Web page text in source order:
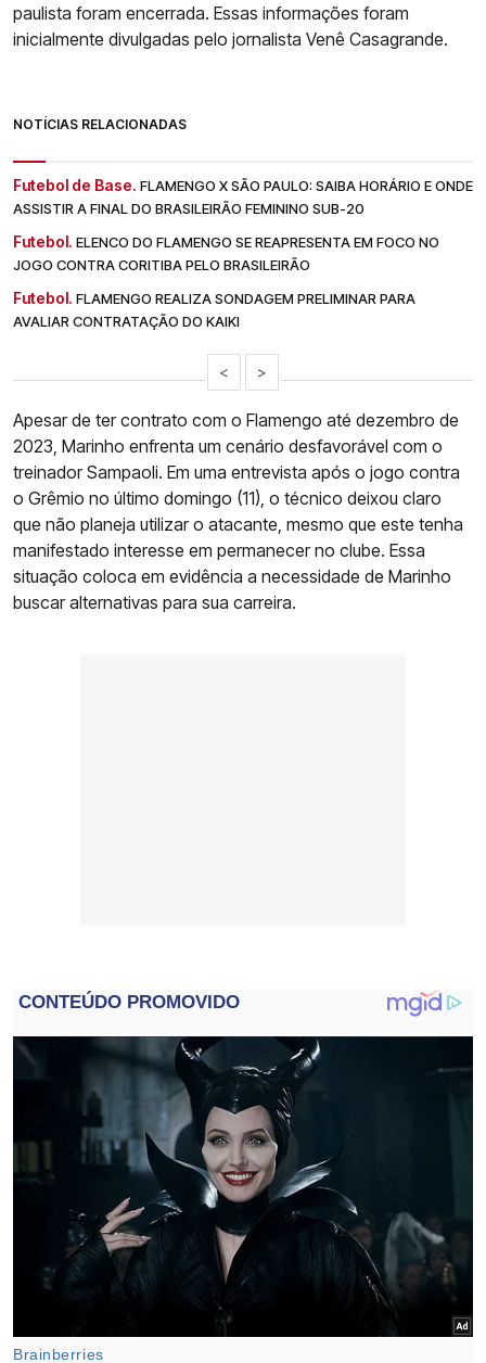
paulista foram encerrada. Essas informações foram
inicialmente divulgadas pelo jornalista Venê Casagrande.
NOTÍCIAS RELACIONADAS
Futebol de Base. FLAMENGO X SÃO PAULO: SAIBA HORÁRIO E ONDE
ASSISTIR A FINAL DO BRASILEIRÃO FEMININO SUB-20
Futebol. ELENCO DO FLAMENGO SE REAPRESENTA EM FOCO NO
JOGO CONTRA CORITIBA PELO BRASILEIRÃO
Futebol. FLAMENGO REALIZA SONDAGEM PRELIMINAR PARA
AVALIAR CONTRATAÇÃO DO KAIKI
< >
Apesar de ter contrato com o Flamengo até dezembro de
2023, Marinho enfrenta um cenário desfavorável com o
treinador Sampaoli. Em uma entrevista após o jogo contra
o Grêmio no último domingo (11), o técnico deixou claro
que não planeja utilizar o atacante, mesmo que este tenha
manifestado interesse em permanecer no clube. Essa
situação coloca em evidência a necessidade de Marinho
buscar alternativas para sua carreira.